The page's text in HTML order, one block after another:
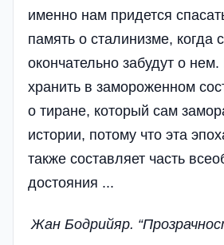
именно нам придется
память о сталинизме, когда
окончательно забудут о
хранить в замороженном
о тиране, который сам
истории, потому что эта
также составляет часть
достояния ...
Жан Бодрийяр. “